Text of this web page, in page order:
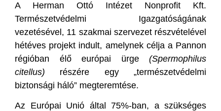
A Herman Ottó Intézet Nonprofit Kft.
Természetvédelmi Igazgatóságának
vezetésével, 11 szakmai szervezet részvételével
hétéves projekt indult, amelynek célja a Pannon
régióban élő európai ürge(Spermophilus
citellus) részére egy „természetvédelmi
biztonsági háló” megteremtése.
Az Európai Unió által 75%-ban, a szükséges